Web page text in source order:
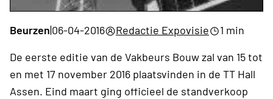
Beurzen|06-04-2016 Redactie Expovisie
1 min
De eerste editie van de Vakbeurs Bouw zal van 15 tot
en met 17 november 2016 plaatsvinden in de TT Hall
Assen. Eind maart ging officieel de standverkoop